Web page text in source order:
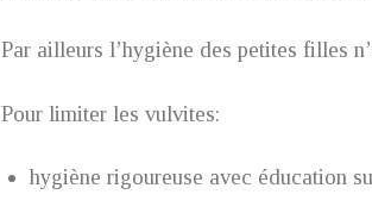
Par ailleurs l’hygiène des petites filles
Pour limiter les vulvites:
hygiène rigoureuse avec éducation